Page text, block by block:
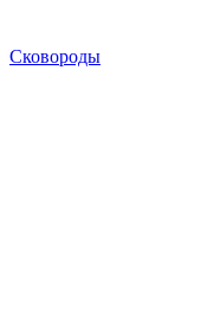
Сковороды